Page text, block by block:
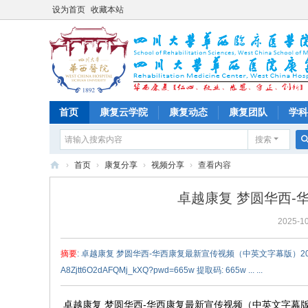
设为首页 收藏本站
首页 康复云学院 康复动态 康复团队 学
搜索
› 首页 › 康复分享 › 视频分享 › 查看内容
卓越康复 梦圆华西-
2025-
摘要: 卓越康复 梦圆华西-华西康复最新宣传视频（中英文字幕版
A8Zjtt6O2dAFQMj_kXQ?pwd=665w 提取码: 665w ... ...
卓越康复 梦圆华西-华西康复最新宣传视频（中英文字幕